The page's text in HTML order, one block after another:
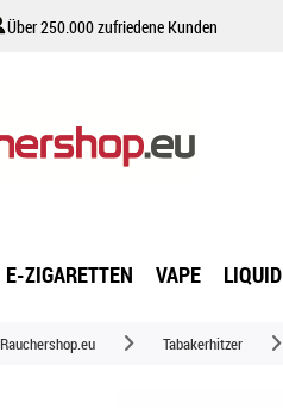
Über 250.000 zufriedene Kunden
E-ZIGARETTEN VAPE LIQUID
Rauchershop.eu Tabakerhitzer